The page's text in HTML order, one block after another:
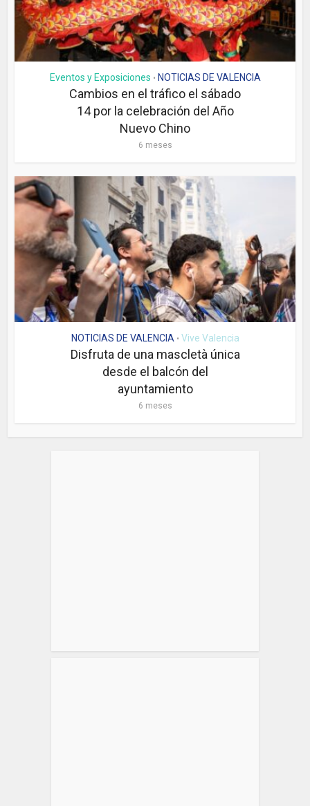
Eventos y Exposiciones • NOTICIAS DE VALENCIA
Cambios en el tráfico el sábado
14 por la celebración del Año
Nuevo Chino
6 meses
NOTICIAS DE VALENCIA • Vive Valencia
Disfruta de una mascletà única
desde el balcón del
ayuntamiento
6 meses